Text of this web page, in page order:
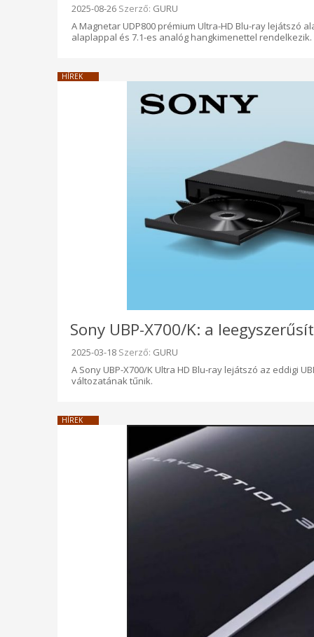
Beküldve:
2025-08-26 Szerző: GURU
A Magnetar UDP800 prémium Ultra-HD Blu-ray lejátszó
alaplappal és 7.1-es analóg hangkimenettel rendelkezik.
HÍREK
Sony UBP-X700/K: a
Beküldve:
2025-03-18 Szerző: GURU
A Sony UBP-X700/K Ultra HD Blu-ray lejátszó az eddigi
változatának tűnik.
HÍREK